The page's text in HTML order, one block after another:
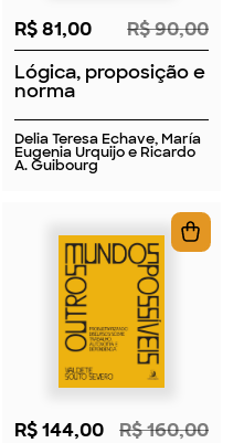
R$ 81,00
R$ 90,00
Lógica, proposição e
norma
Delia Teresa Echave, María
Eugenia Urquijo e Ricardo
A. Guibourg
R$ 144,00
R$ 160,00